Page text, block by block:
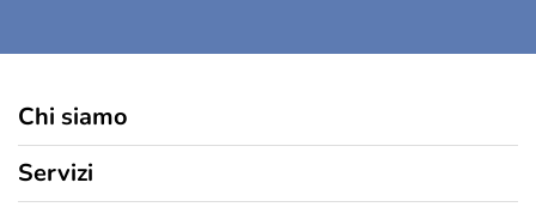
Chi siamo
Chi siamo
I vantaggi del fotovoltaico
Servizi